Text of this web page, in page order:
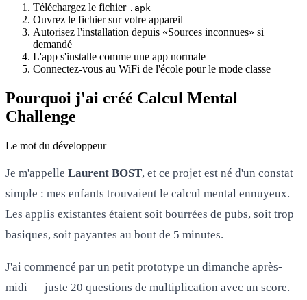
Téléchargez le fichier .apk
Ouvrez le fichier sur votre appareil
Autorisez l'installation depuis «Sources inconnues» si
demandé
L'app s'installe comme une app normale
Connectez-vous au WiFi de l'école pour le mode classe
Pourquoi j'ai créé Calcul Mental
Challenge
Le mot du développeur
Je m'appelle Laurent BOST, et ce projet est né d'un constat
simple : mes enfants trouvaient le calcul mental ennuyeux.
Les applis existantes étaient soit bourrées de pubs, soit trop
basiques, soit payantes au bout de 5 minutes.
J'ai commencé par un petit prototype un dimanche après-
midi — juste 20 questions de multiplication avec un score.